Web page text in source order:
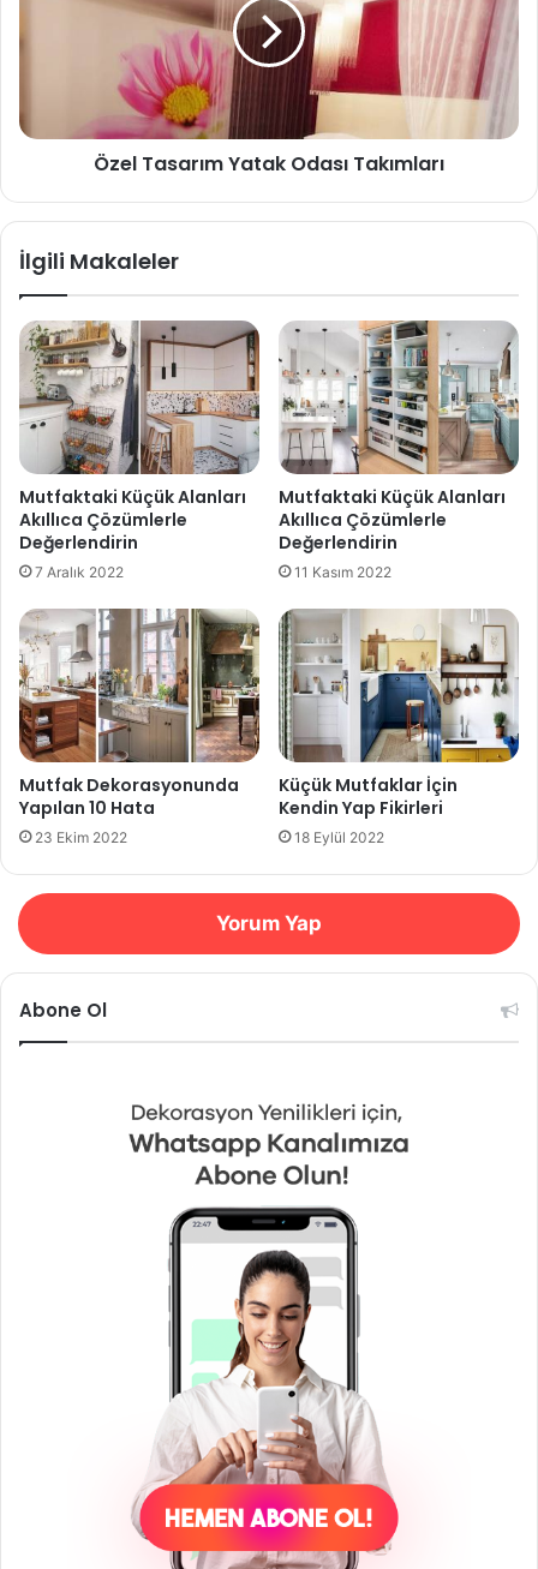
Özel Tasarım Yatak Odası Takımları
İlgili Makaleler
Mutfaktaki Küçük Alanları
Akıllıca Çözümlerle
Değerlendirin
7 Aralık 2022
Mutfaktaki Küçük Alanları
Akıllıca Çözümlerle
Değerlendirin
11 Kasım 2022
Mutfak Dekorasyonunda
Yapılan 10 Hata
23 Ekim 2022
Küçük Mutfaklar İçin
Kendin Yap Fikirleri
18 Eylül 2022
Yorum Yap
Abone Ol